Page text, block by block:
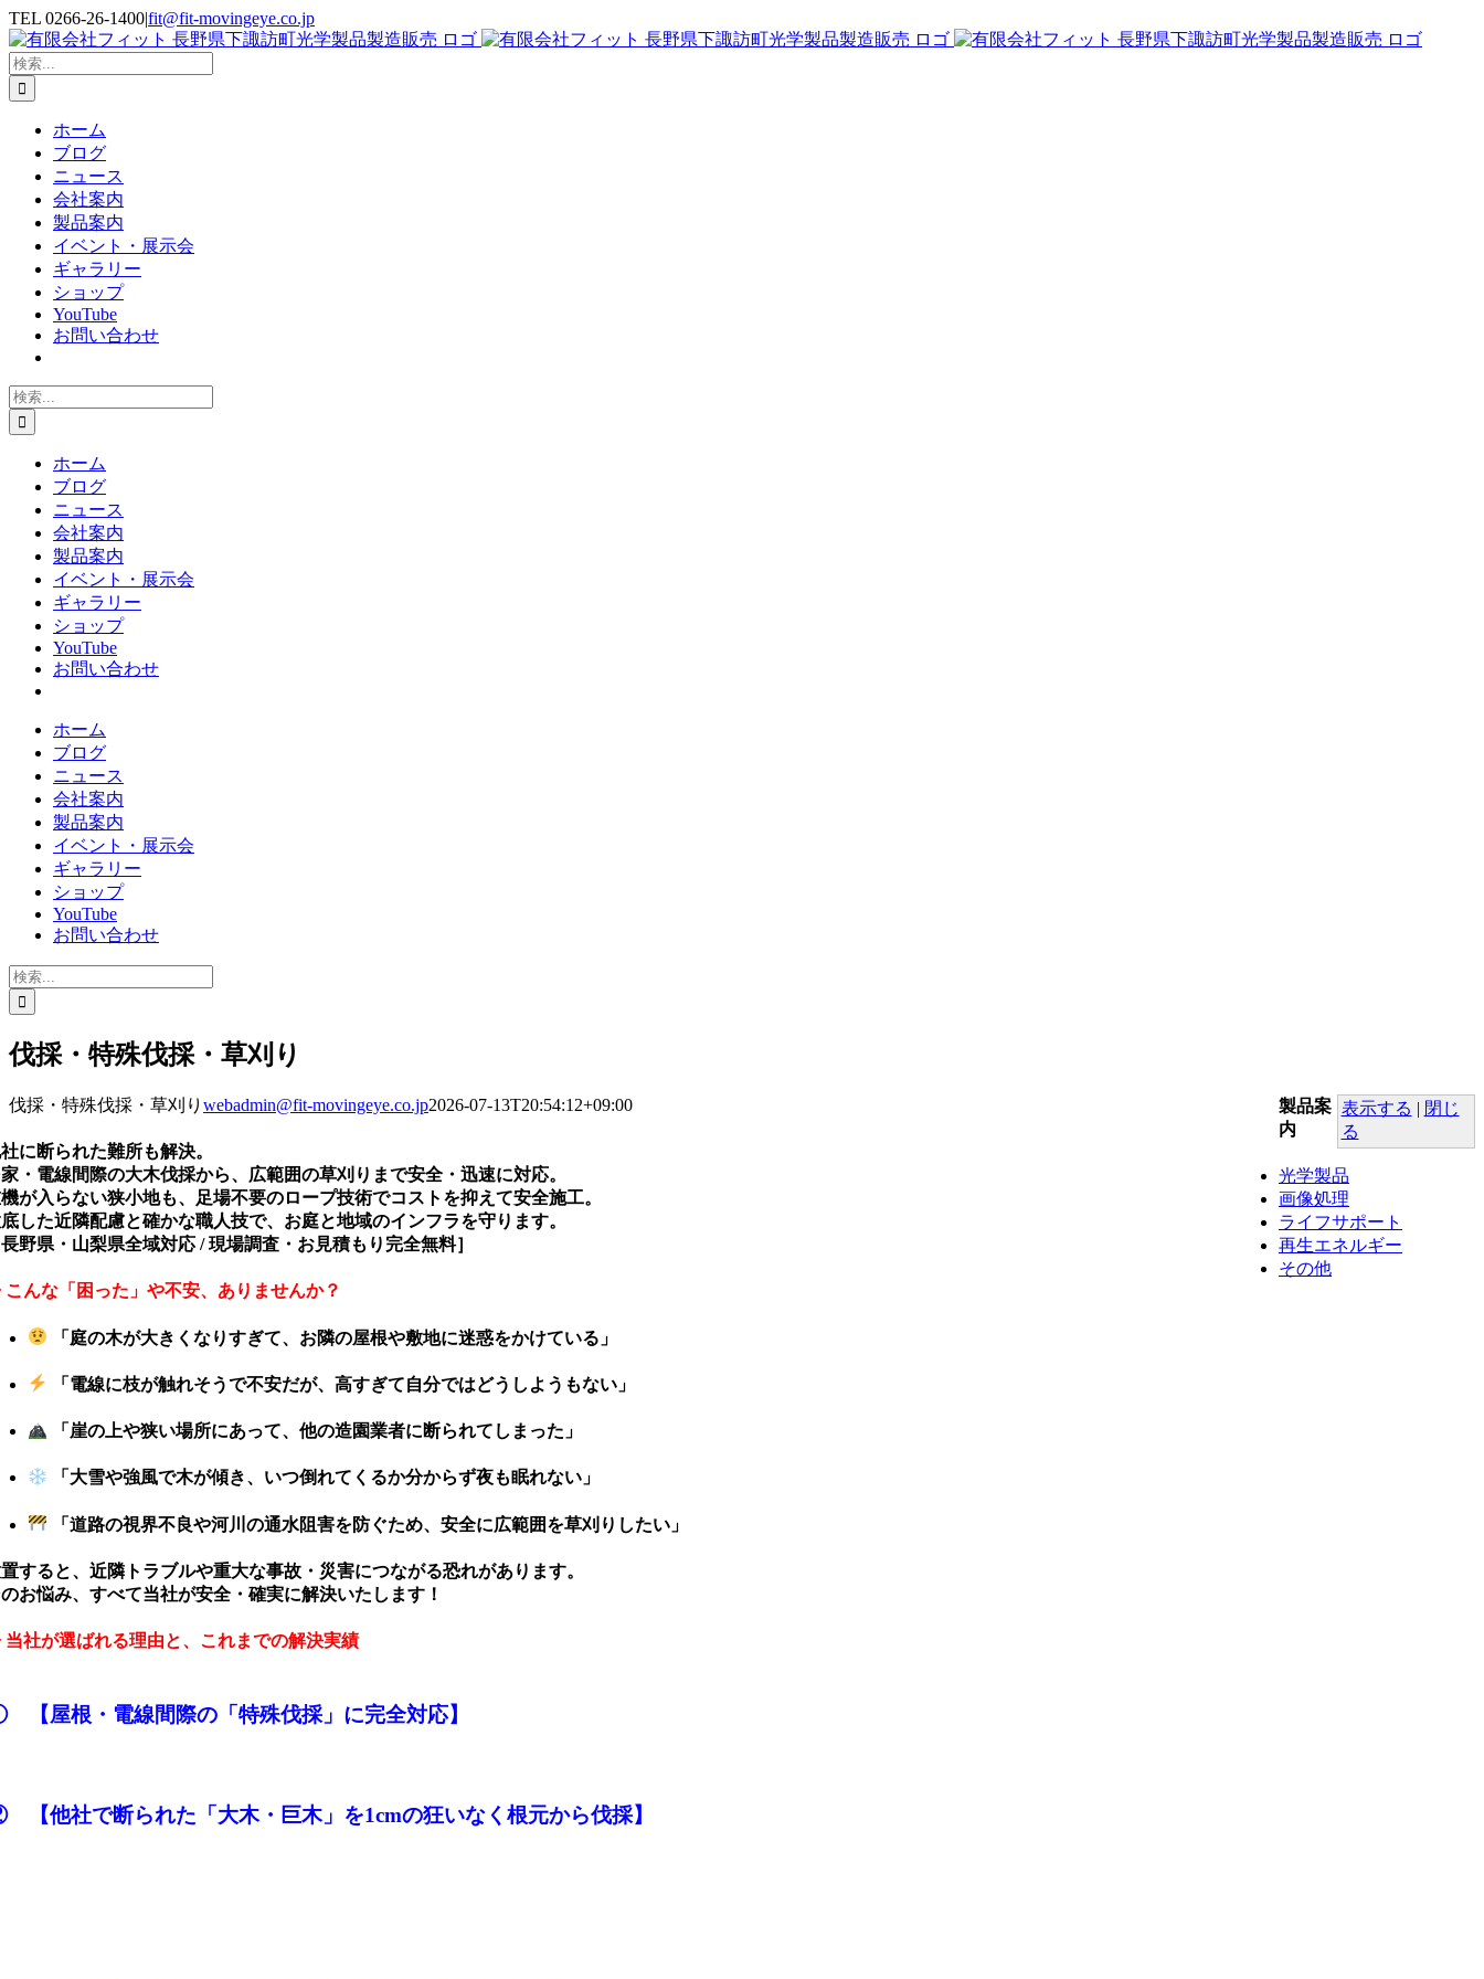
Skip
to
content
TEL 0266-26-1400|fit@fit-movingeye.co.jp
Facebook
YouTube
Blogger
電
子
メ
ー
検
索
…
ホーム
ブログ
ニュース
会社案内
製品案内
イベント・展示会
ギャラリー
ショップ
YouTube
お問い合わせ
検
索
…
ホーム
ブログ
ニュース
会社案内
製品案内
イベント・展示会
ギャラリー
ショップ
YouTube
お問い合わせ
ホーム
ブログ
ニュース
会社案内
製品案内
イベント・展示会
ギャラリー
ショップ
YouTube
お問い合わせ
検
索
…
伐採・特殊伐採・草刈り
伐採・特殊伐採・草刈り webadmin@fit-movingeye.co.jp2026-07-13T20:54:12+09:00
に断られた難所も解決。
・電線間際の大木伐採から、広範囲の草刈りまで安全・迅速に対応。
が入らない狭小地も、足場不要のロープ技術でコストを抑えて安全施工。
した近隣配慮と確かな職人技で、お庭と地域のインフラを守ります。
野県・山梨県全域対応 / 現場調査・お見積もり完全無料］
んな「困った」や不安、ありませんか？
「庭の木が大きくなりすぎて、お隣の屋根や敷地に迷惑をかけている」
「電線に枝が触れそうで不安だが、高すぎて自分ではどうしようもない」
「崖の上や狭い場所にあって、他の造園業者に断られてしまった」
「大雪や強風で木が傾き、いつ倒れてくるか分からず夜も眠れない」
「道路の視界不良や河川の通水阻害を防ぐため、安全に広範囲を草刈りしたい」
すると、近隣トラブルや重大な事故・災害につながる恐れがあります。
お悩み、すべて当社が安全・確実に解決いたします！
社が選ばれる理由と、これまでの解決実績
【屋根・電線間際の「特殊伐採」に完全対応】
【他社で断られた「大木・巨木」を1cmの狂いなく根元から伐採】
表示する | 閉じ
る
製品案
内
光学製品
画像処理
ライフサポート
再生エネルギー
その他